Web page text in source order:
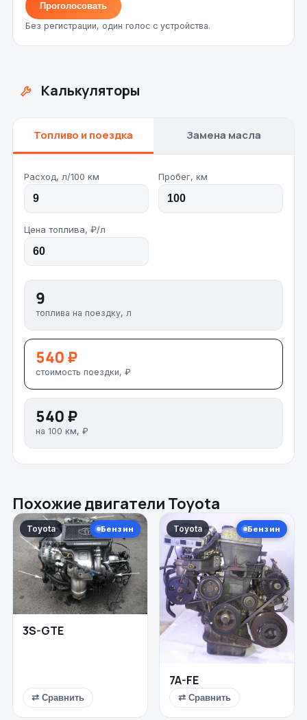
Проголосовать
Без регистрации, один голос с устройства.
Калькуляторы
Топливо и поездка Замена масла
Расход, л/100 км Пробег, км
Цена топлива, ₽/л
9
топлива на поездку, л
540 ₽
стоимость поездки, ₽
540 ₽
на 100 км, ₽
Похожие двигатели Toyota
Toyota Бензин
3S-GTE
⇄ Сравнить
Toyota Бензин
7A-FE
⇄ Сравнить